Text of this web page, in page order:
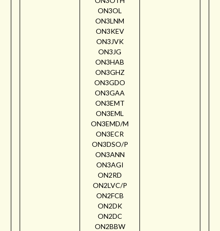
ON3OL
ON3LNM
ON3KEV
ON3JVK
ON3JG
ON3HAB
ON3GHZ
ON3GDO
ON3GAA
ON3EMT
ON3EML
ON3EMD/M
ON3ECR
ON3DSO/P
ON3ANN
ON3AGI
ON2RD
ON2LVC/P
ON2FCB
ON2DK
ON2DC
ON2BBW